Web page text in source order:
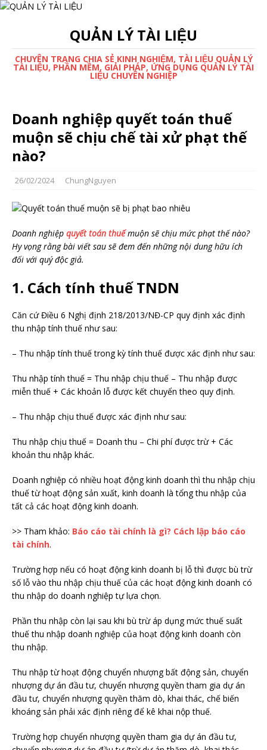
QUẢN LÝ TÀI LIỆU
CHUYÊN TRANG CHIA SẺ KINH NGHIỆM, TÀI LIỆU QUẢN LÝ
TÀI LIỆU, PHẦN MỀM, GIẢI PHÁP, ỨNG DỤNG QUẢN LÝ TÀI
LIỆU CHUYÊN NGHIỆP
Doanh nghiệp quyết toán thuế
muộn sẽ chịu chế tài xử phạt thế
nào?
26/02/2024 ChungNguyen
Doanh nghiệp quyết toán thuếmuộn sẽ chịu mức phạt thế nào?
Hy vọng rằng bài viết sau sẽ đem đến những nội dung hữu ích
đối với quý độc giả.
1. Cách tính thuế TNDN
Căn cứ Điều 6 Nghị định 218/2013/NĐ-CP quy định xác định
thu nhập tính thuế như sau:
– Thu nhập tính thuế trong kỳ tính thuế được xác định như sau:
Thu nhập tính thuế = Thu nhập chịu thuế – Thu nhập được
miễn thuế + Các khoản lỗ được kết chuyển theo quy định.
– Thu nhập chịu thuế được xác định như sau:
Thu nhập chịu thuế = Doanh thu – Chi phí được trừ + Các
khoản thu nhập khác.
Doanh nghiệp có nhiều hoạt động kinh doanh thì thu nhập chịu
thuế từ hoạt động sản xuất, kinh doanh là tổng thu nhập của
tất cả các hoạt động kinh doanh.
>> Tham khảo: Báo cáo tài chính là gì? Cách lập báo cáo
tài chính.
Trường hợp nếu có hoạt động kinh doanh bị lỗ thì được bù trừ
số lỗ vào thu nhập chịu thuế của các hoạt động kinh doanh có
thu nhập do doanh nghiệp tự lựa chọn.
Phần thu nhập còn lại sau khi bù trừ áp dụng mức thuế suất
thuế thu nhập doanh nghiệp của hoạt động kinh doanh còn
thu nhập.
Thu nhập từ hoạt động chuyển nhượng bất động sản, chuyển
nhượng dự án đầu tư, chuyển nhượng quyền tham gia dự án
đầu tư, chuyển nhượng quyền thăm dò, khai thác, chế biến
khoáng sản phải xác định riêng để kê khai nộp thuế.
Trường hợp chuyển nhượng quyền tham gia dự án đầu tư,